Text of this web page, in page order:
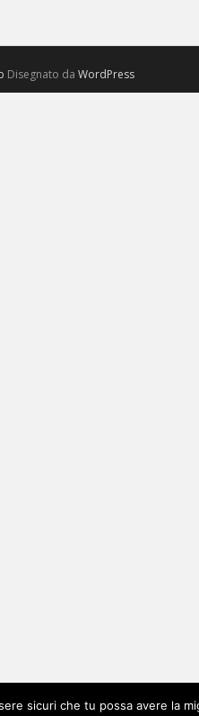
Disegnato da WordPress
sicuri che tu possa avere la